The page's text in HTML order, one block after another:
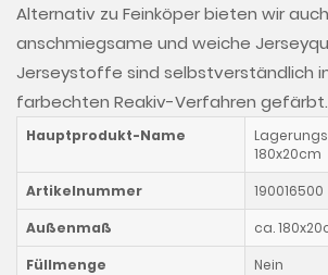
Alternativ zu Feinköper bieten wir
anschmiegsame und weiche
Jerseystoffe sind selbstverständlich
farbechten Reakiv-Verfahren gefärbt.
Hauptprodukt-Name
180x20cm
Artikelnummer
190016500
Außenmaß
ca.
Füllmenge
Nein